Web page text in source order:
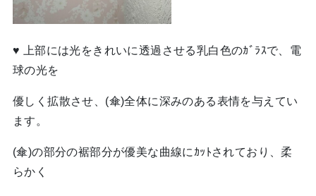
♥ 上部には光をきれいに透過させる乳白色のｶﾞﾗｽで、電
球の光を
優しく拡散させ、(傘)全体に深みのある表情を与えてい
ます。
(傘)の部分の裾部分が優美な曲線にｶｯﾄされており、柔
らかく